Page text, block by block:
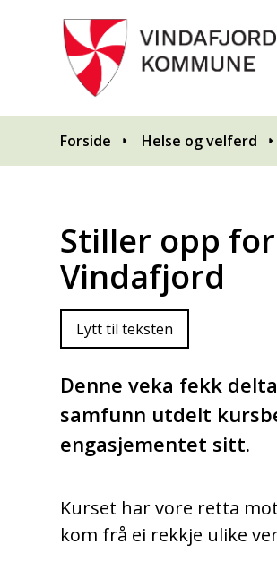
Du er her:
Forside Helse og velferd
Stiller opp
Vindafjord
Lytt til teksten
Denne veka fekk
samfunn utdelt
engasjementet sitt.
Kurset har vore retta
kom frå ei rekkje ulike